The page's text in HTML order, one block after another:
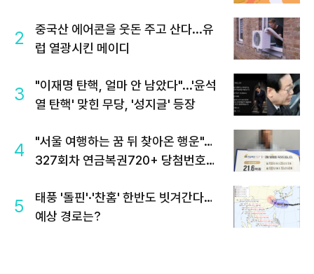
2
중국산 에어콘을 웃돈 주고 산다...유
럽 열광시킨 메이디
3
"이재명 탄핵, 얼마 안 남았다"...'윤석
열 탄핵' 맞힌 무당, '성지글' 등장
4
"서울 여행하는 꿈 뒤 찾아온 행운"…
327회차 연금복권720+ 당첨번호조
5
태풍 '돌핀'·'찬홈' 한반도 빗겨간다…
예상 경로는?